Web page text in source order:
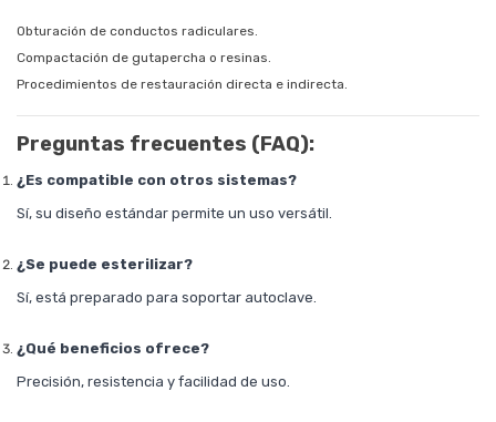
Obturación de conductos radiculares.
Compactación de gutapercha o resinas.
Procedimientos de restauración directa e indirecta.
Preguntas frecuentes (FAQ):
¿Es compatible con otros sistemas?
Sí, su diseño estándar permite un uso versátil.
¿Se puede esterilizar?
Sí, está preparado para soportar autoclave.
¿Qué beneficios ofrece?
Precisión, resistencia y facilidad de uso.